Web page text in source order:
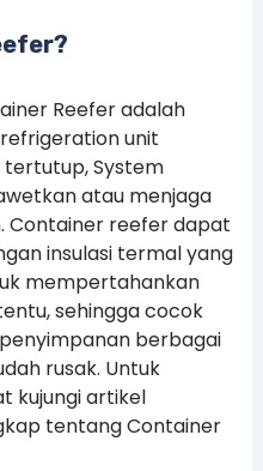
Reefer adalah
unit
System
atau menjaga
Container reefer dapat
insulasi termal yang
mempertahankan
sehingga cocok
berbagai
rusak. Untuk
kujungi artikel
tentang Container